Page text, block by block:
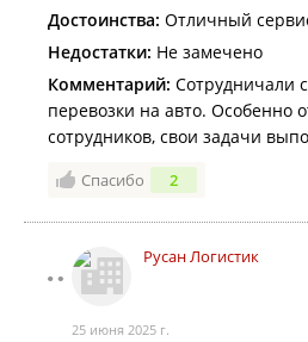
Достоинства: Отличный
Недостатки: Не замечено
Комментарий: Сотрудничали
перевозки на авто. Особенно
сотрудников, свои задачи
Спасибо 2
Русан Логистик
25 июня 2025 г.